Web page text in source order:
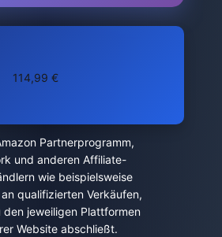
114,99 €
Partnerprogramm,
und anderen Affiliate-
wie beispielsweise
qualifizierten Verkäufen,
jeweiligen Plattformen
Website abschließt.